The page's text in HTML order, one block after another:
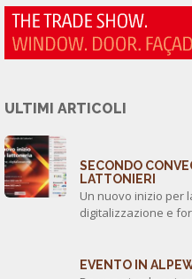
ULTIMI ARTICOLI
SECONDO
LATTONIERI
Un nuovo inizio per
digitalizzazione e
EVENTO IN